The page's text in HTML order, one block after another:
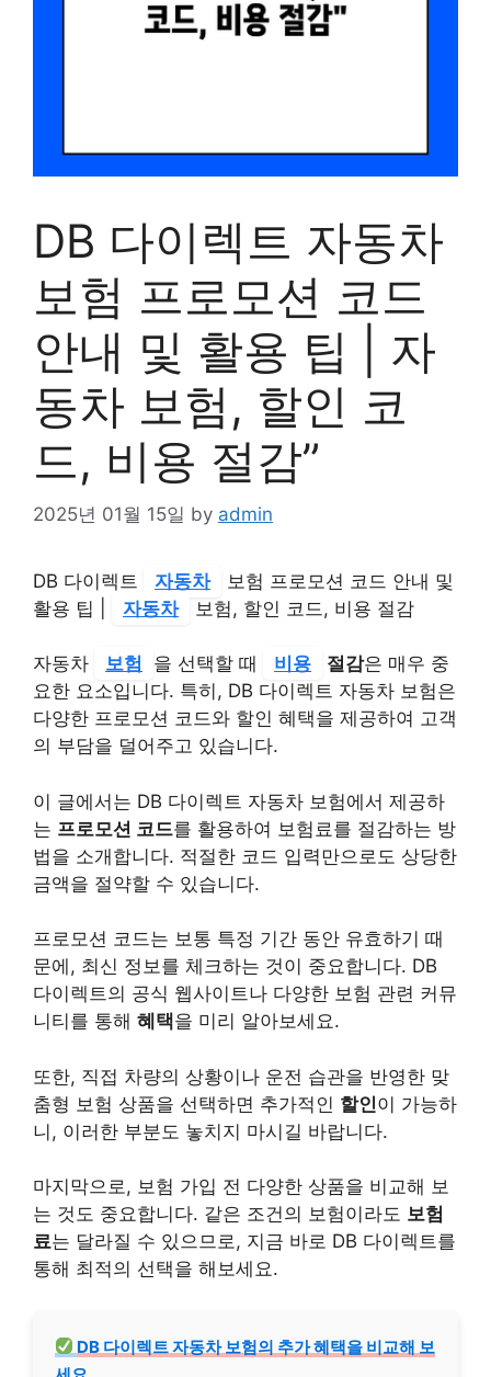
DB 다이렉트 자동차
보험 프로모션 코드
안내 및 활용 팁 | 자
동차 보험, 할인 코
드, 비용 절감”
2025년 01월 15일 by admin
DB 다이렉트 자동차
보험 프로모션 코드 안내 및
활용 팁 |
자동차 보험, 할인 코드, 비용 절감
자동차 보험 을 선택할 때 비용 절감은 매우 중
요한 요소입니다. 특히, DB 다이렉트 자동차 보험은
다양한 프로모션 코드와 할인 혜택을 제공하여 고객
의 부담을 덜어주고 있습니다.
이 글에서는 DB 다이렉트 자동차 보험에서 제공하
는 프로모션 코드를 활용하여 보험료를 절감하는 방
법을 소개합니다. 적절한 코드 입력만으로도 상당한
금액을 절약할 수 있습니다.
프로모션 코드는 보통 특정 기간 동안 유효하기 때
문에, 최신 정보를 체크하는 것이 중요합니다. DB
다이렉트의 공식 웹사이트나 다양한 보험 관련 커뮤
니티를 통해 혜택을 미리 알아보세요.
또한, 직접 차량의 상황이나 운전 습관을 반영한 맞
춤형 보험 상품을 선택하면 추가적인 할인이 가능하
니, 이러한 부분도 놓치지 마시길 바랍니다.
마지막으로, 보험 가입 전 다양한 상품을 비교해 보
는 것도 중요합니다. 같은 조건의 보험이라도 보험
료는 달라질 수 있으므로, 지금 바로 DB 다이렉트를
통해 최적의 선택을 해보세요.
DB 다이렉트 자동차 보험의 추가 혜택을 비교해 보